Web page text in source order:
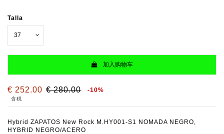
Talla
加入购物车
€ 252.00 € 280.00 -10%
含税
Hybrid ZAPATOS New Rock M.HY001-S1 NOMADA NEGRO,
HYBRID NEGRO/ACERO